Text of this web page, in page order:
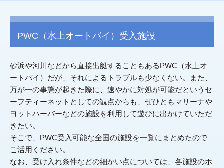
PWC（水上オートバイ）受入施設
砂浜や河川などから直接出艇することもあるPWC（水上オ
ートバイ）だが、それによるトラブルも少なくない。また、
万が一の事態が起きた際に、速やかに対処が可能だというセ
ーフティーネットとしての観点からも、ぜひともマリーナや
ヨットハーバーなどの施設を利用して遊びに出かけていただ
きたい。
そこで、PWC受入可能な全国の施設を一覧にまとめたので
ご活用ください。
なお、受け入れ条件などの細かい点については、各施設のホ